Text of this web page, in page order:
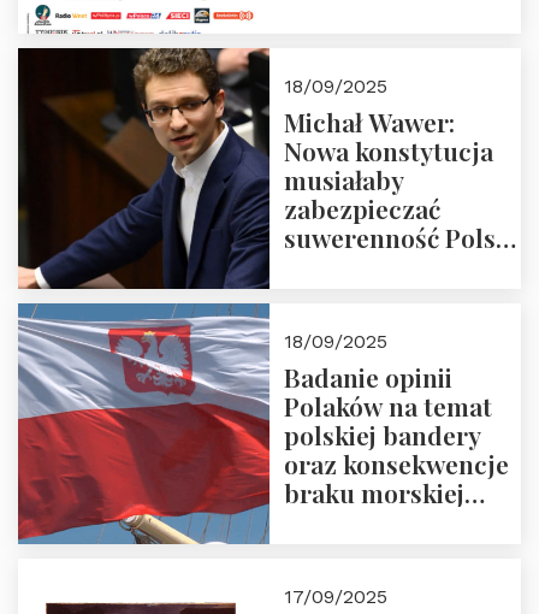
18/09/2025
Michał Wawer:
Nowa konstytucja
musiałaby
zabezpieczać
suwerenność Polski
18/09/2025
Badanie opinii
Polaków na temat
polskiej bandery
oraz konsekwencje
braku morskiej
17/09/2025